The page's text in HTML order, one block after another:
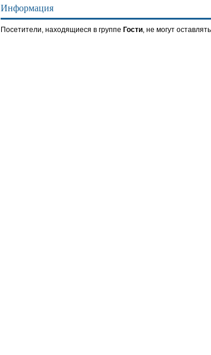
Информация
Посетители, находящиеся в группе Гости, не могут